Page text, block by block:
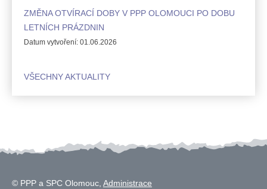
ZMĚNA OTVÍRACÍ DOBY V PPP OLOMOUCI PO DOBU
LETNÍCH PRÁZDNIN
Datum vytvoření: 01.06.2026
VŠECHNY AKTUALITY
© PPP a SPC Olomouc, Administrace